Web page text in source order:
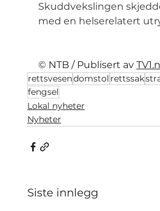
Skuddvekslingen
med en helserelatert
© NTB / Publisert av
rettsvesendomstol rettssak
fengsel
Lokal nyheter
Nyheter
Siste innlegg